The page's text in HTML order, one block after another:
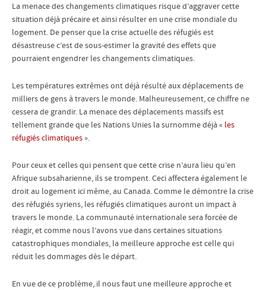
La menace des changements climatiques risque d’aggraver cette
situation déjà précaire et ainsi résulter en une crise mondiale du
logement. De penser que la crise actuelle des réfugiés est
désastreuse c’est de sous-estimer la gravité des effets que
pourraient engendrer les changements climatiques.
Les températures extrêmes ont déjà résulté aux déplacements de
milliers de gens à travers le monde. Malheureusement, ce chiffre ne
cessera de grandir. La menace des déplacements massifs est
tellement grande que les Nations Unies la surnomme déjà « les
réfugiés climatiques ».
Pour ceux et celles qui pensent que cette crise n’aura lieu qu’en
Afrique subsaharienne, ils se trompent. Ceci affectera également le
droit au logement ici même, au Canada. Comme le démontre la crise
des réfugiés syriens, les réfugiés climatiques auront un impact à
travers le monde. La communauté internationale sera forcée de
réagir, et comme nous l’avons vue dans certaines situations
catastrophiques mondiales, la meilleure approche est celle qui
réduit les dommages dès le départ.
En vue de ce problème, il nous faut une meilleure approche et